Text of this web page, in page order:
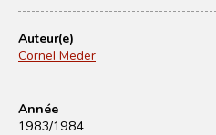
Auteur(e)
Cornel Meder
Année
1983/1984